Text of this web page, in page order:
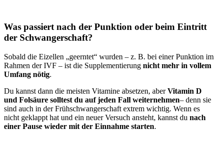
Was pas­siert nach der Punk­ti­on oder beim Ein­tritt
der Schwan­ger­schaft?
Sobald die Eizel­len „geern­tet“ wur­den – z. B. bei einer Punk­ti­on im
Rah­men der IVF – ist die Sup­ple­men­tie­rung nicht mehr in vol­lem
Umfang nötig.
Du kannst dann die meis­ten Vit­ami­ne abset­zen, aberVit­amin D
und Fol­säu­re soll­test du auf jeden Fall wei­ter­neh­men– denn sie
sind auch in der Früh­schwan­ger­schaft extrem wich­tig. Wenn es
nicht geklappt hat und ein neu­er Ver­such ansteht, kannst du nach
einer Pau­se wie­der mit der Ein­nah­me star­ten.